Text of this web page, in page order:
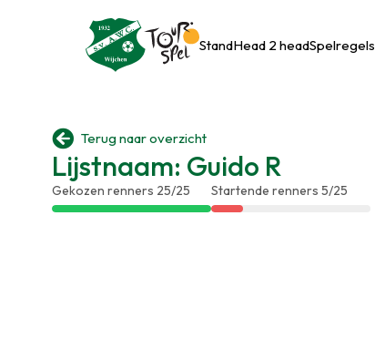
StandHead 2 headSpelregels
 Terug naar overzicht
Lijstnaam: Guido R
Gekozen renners 25/25 Startende renners 5/25